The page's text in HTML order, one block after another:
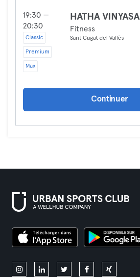
19:30 —
20:30
Classic
Premium
Max
HATHA VINYASA
Fitness
Sant Cugat del Vallès
Continuer